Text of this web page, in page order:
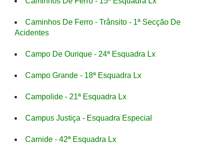
Caminhos De Ferro - Trânsito - 1ª Secção De
Acidentes
Campo De Ourique - 24ª Esquadra Lx
Campo Grande - 18ª Esquadra Lx
Campolide - 21ª Esquadra Lx
Campus Justiça - Esquadra Especial
Carnide - 42ª Esquadra Lx